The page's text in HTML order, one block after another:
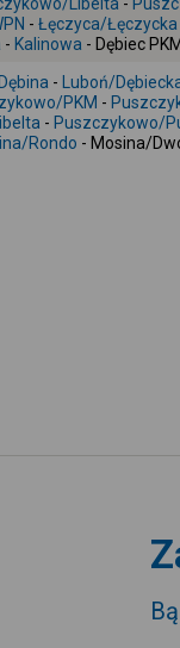
- Łęczyca/Łęczycka
- Kalinowa - Dębiec
-
Luboń/
PKM -
- Puszczykowo/
Rondo - Mosina/